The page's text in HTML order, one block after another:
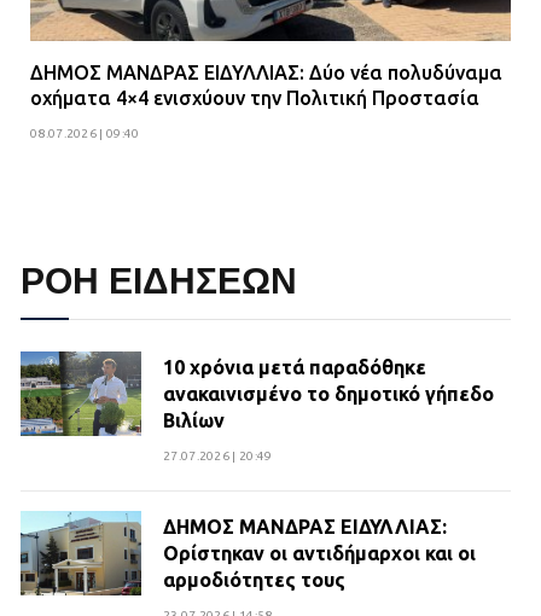
ΔΗΜΟΣ ΜΑΝΔΡΑΣ ΕΙΔΥΛΛΙΑΣ: Δύο νέα πολυδύναμα
οχήματα 4×4 ενισχύουν την Πολιτική Προστασία
08.07.2026 | 09:40
ΡΟΗ ΕΙΔΗΣΕΩΝ
10 χρόνια μετά παραδόθηκε
ανακαινισμένο το δημοτικό γήπεδο
Βιλίων
27.07.2026 | 20:49
ΔΗΜΟΣ ΜΑΝΔΡΑΣ ΕΙΔΥΛΛΙΑΣ:
Ορίστηκαν οι αντιδήμαρχοι και οι
αρμοδιότητες τους